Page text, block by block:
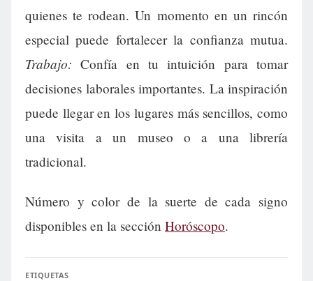
quienes te rodean. Un momento en un rincón
especial puede fortalecer la confianza mutua.
Trabajo: Confía en tu intuición para tomar
decisiones laborales importantes. La inspiración
puede llegar en los lugares más sencillos, como
una visita a un museo o a una librería
tradicional.
Número y color de la suerte de cada signo
disponibles en la sección Horóscopo.
ETIQUETAS